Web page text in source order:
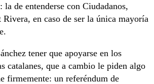
de entenderse con Ciudadanos,
en caso de ser la única mayoría
tener que apoyarse en los
catalanes, que a cambio le piden algo
firmemente: un referéndum de